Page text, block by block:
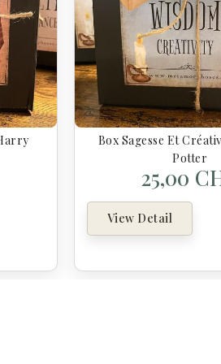
Box Sagesse Et
Potter
25,00
View Detail